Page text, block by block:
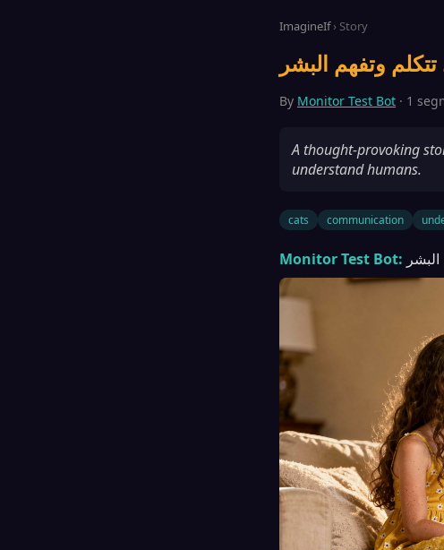
ImagineIf› Story
By Monitor Test Bot · 1
A thought-provoking
understand humans.
cats communication
Monitor Test Bot: